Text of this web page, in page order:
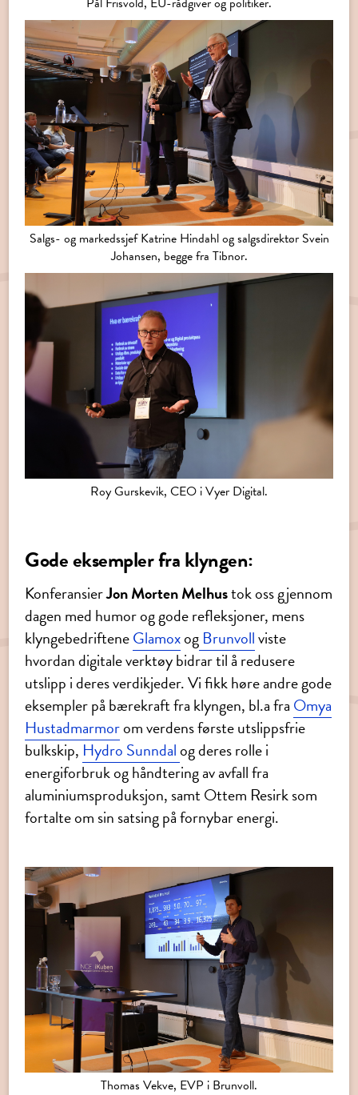
Salgs- og markedssjef Katrine Hindahl og salgsdirektør Svein
Johansen, begge fra Tibnor.
Roy Gurskevik, CEO i Vyer Digital.
Gode eksempler fra klyngen:
KonferansierJon Morten Melhustok oss gjennom
dagen med humor og gode refleksjoner, mens
klyngebedrifteneGlamoxog Brunvollviste
hvordan digitale verktøy bidrar til å redusere
utslipp i deres verdikjeder. Vi fikk høre andre gode
eksempler på bærekraft fra klyngen, bl.a fra Omya
Hustadmarmorom verdens første utslippsfrie
bulkskip, Hydro Sunndalog deres rolle i
energiforbruk og håndtering av avfall fra
aluminiumsproduksjon, samt Ottem Resirk som
fortalte om sin satsing på fornybar energi.
Thomas Vekve, EVP i Brunvoll.